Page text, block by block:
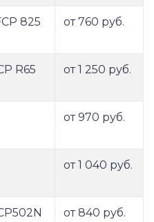
825
от 760 руб.
R65
от 1 250 руб.
от 970 руб.
от 1 040 руб.
от 840 руб.